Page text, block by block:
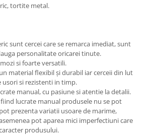
tortite metal.
sunt cercei care se remarca imediat, sunt
personalitate oricarei tinute.
si foarte versatili.
material flexibil și durabil iar cerceii din lut
si rezistenti in timp.
manual, cu pasiune si atentie la detalii.
lucrate manual produsele nu se pot
prezenta variatii usoare de marime,
pot aparea mici imperfectiuni care
produsului.